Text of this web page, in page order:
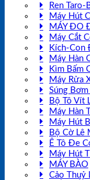
Ren Taro-
Máy Hút
MÁY ĐO
Máy Cắt
Kích-Con
Máy Hàn
Kìm Bấm
Máy Rửa
Súng
Bộ Tô Vít
Máy Hàn
Máy Hút
Bộ Cờ Lê
Ê Tô Đe
Máy Hút
MÁY BÀO
Cảo Thuỷ